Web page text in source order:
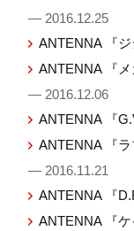
— 2016.12.25
ANTENNA 『
ANTENNA 『
— 2016.12.06
ANTENNA 『
ANTENNA 『
— 2016.11.21
ANTENNA 『
ANTENNA 『